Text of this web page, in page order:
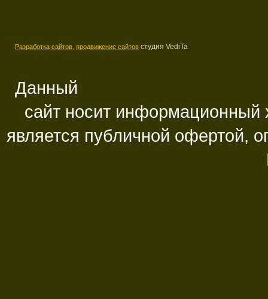
Разработка сайтов, продвижение сайтов студия VediTa
Данный
сайт носит информационный
является публичной офертой,